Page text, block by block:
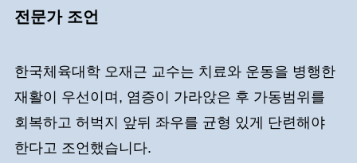
전문가 조언
한국체육대학 오재근 교수는 치료와 운동을 병행한
재활이 우선이며, 염증이 가라앉은 후 가동범위를
회복하고 허벅지 앞뒤 좌우를 균형 있게 단련해야
한다고 조언했습니다.